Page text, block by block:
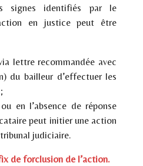
signes identifiés par le
en justice peut être
lettre recommandée avec
du bailleur d’effectuer les
en l’absence de réponse
peut initier une action
judiciaire.
de forclusion de l’action.